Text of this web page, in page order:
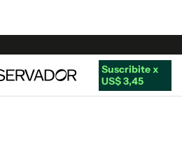
Suscribite x
US$ 3,45